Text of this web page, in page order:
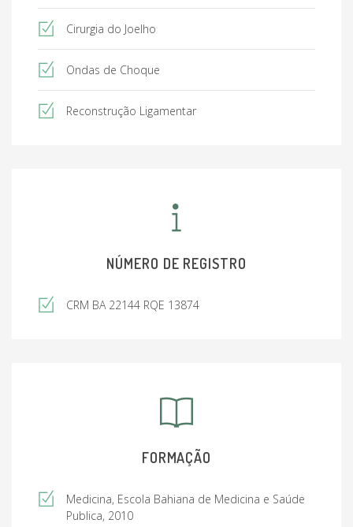
Cirurgia do Joelho
Ondas de Choque
Reconstrução Ligamentar
NÚMERO DE REGISTRO
CRM BA 22144 RQE 13874
FORMAÇÃO
Medicina, Escola Bahiana de Medicina e Saúde
Publica, 2010